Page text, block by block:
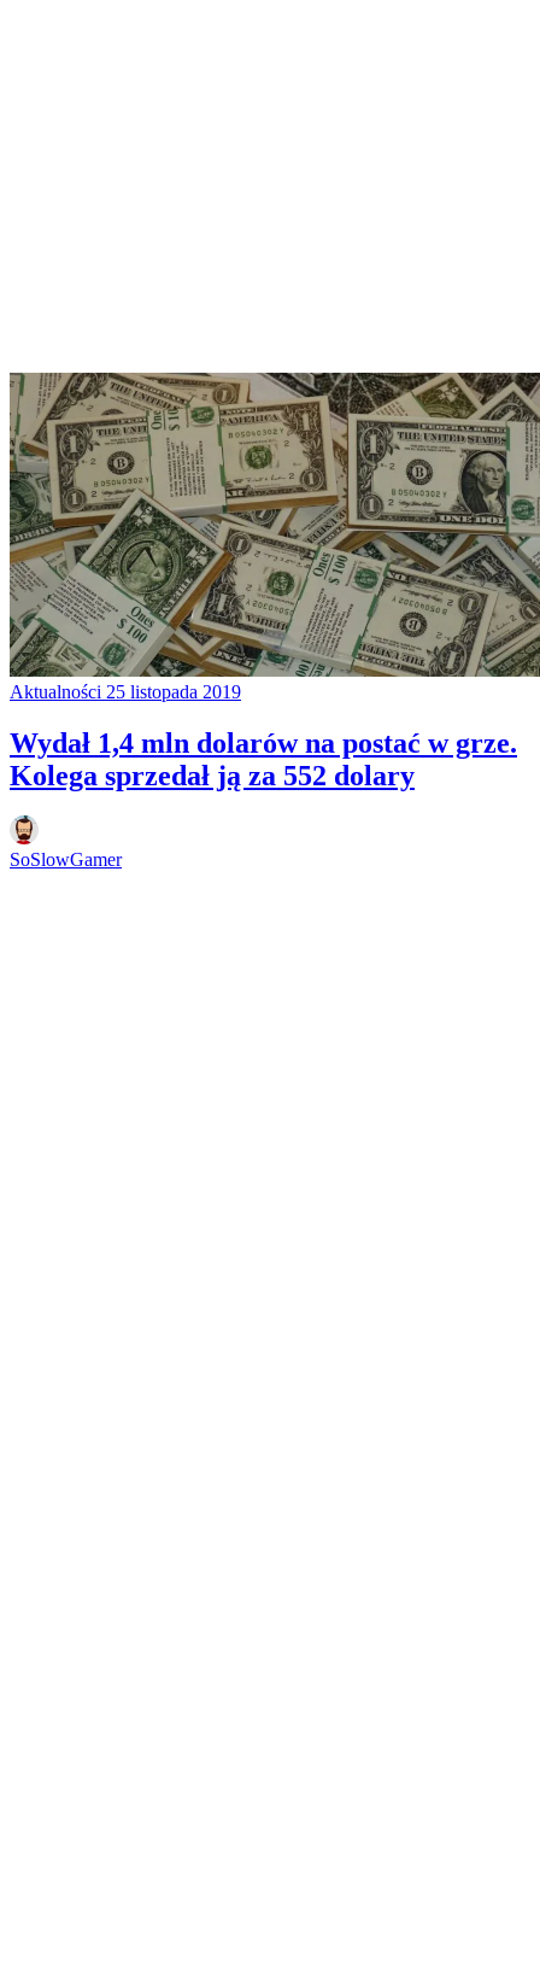
Aktualności 25 listopada 2019
Wydał 1,4 mln dolarów na postać w grze.
Kolega sprzedał ją za 552 dolary
SoSlowGamer